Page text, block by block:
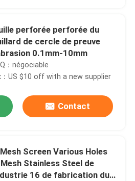
perforée perforée du
de cercle de preuve
0.1mm-10mm
：négociable
：US $10 off with a new supplier
Contact
Screen Various Holes
Stainless Steel de
16 de fabrication du